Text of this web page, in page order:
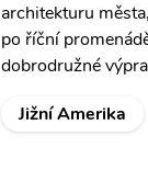
architekturu
po říční
dobrodružné
Jižní Amerika